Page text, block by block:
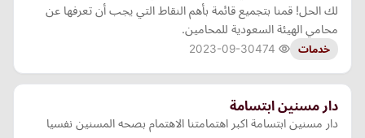
لك الحل! قمنا بتجميع قائمة بأهم النقاط التي يجب أن تعرفها عن
محامي الهيئة السعودية للمحامين.
خدمات 2023-09-30
دار مسنين ابتسامة
دار مسنين ابتسامة اكبر اهتمامتنا الاهتمام بصحه المسنين نفسيا